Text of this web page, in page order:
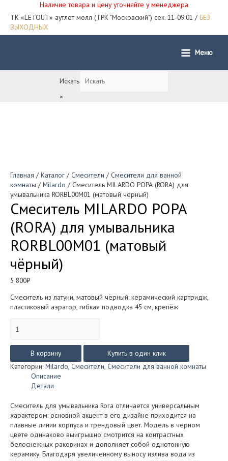
Наличие товара и цену уточняйте у менеджера
ТК «LETOUT» аутлет молл (ТРК "Московский") сек. 11-09.01 / БЕЗ
ВЫХОДНЫХ
Main
Меню
Искать
×
Главная / Каталог / Смесители / Смесители для ванной
комнаты / Milardo / Смеситель MILARDO РОРА (RORA) для
умывальника RORBL00M01 (матовый чёрный)
Смеситель MILARDO РОРА
(RORA) для умывальника
RORBL00M01 (матовый
чёрный)
5 800₽
Смеситель из латуни, матовый чёрный: керамический картридж,
пластиковый аэратор, гибкая подводка 45 см, крепёж
товара
MILARDO
РОРА
(RORA)
умывальника
(матовый
чёрный)
В корзину
Купить в один клик
Категории: Milardo, Смесители, Смесители для ванной комнаты
Описание
Детали
Смеситель для умывальника Rora отличается универсальным
характером: основной акцент в его дизайне приходится на
плавные линии корпуса и трендовый цвет. Модель в черном
цвете одинаково выигрышно смотрится на контрастных
белоснежных раковинах и дополняет собой однотонную
керамику. Благодаря увеличенному выносу излива вода из